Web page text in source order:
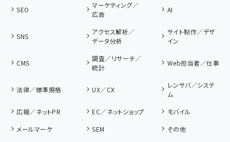
SEO
マーケティング／
広告
AI
SNS
アクセス解析／
データ分析
サイト制作／デザ
イン
CMS
調査／リサーチ／
統計
Web担当者／仕事
法律／標準規格 UX／CX
レンサバ／システ
ム
広報／ネットPR
EC／ネットショップ
モバイル
メールマーケ
SEM その他